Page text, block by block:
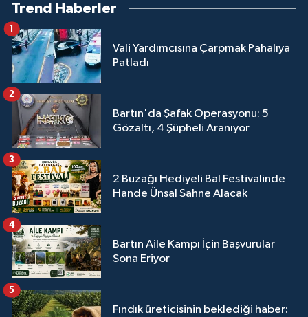
Trend Haberler
Vali Yardımcısına Çarpmak Pahalıya
Patladı
1
Bartın'da Şafak Operasyonu: 5
Gözaltı, 4 Şüpheli Aranıyor
2
2 Buzağı Hediyeli Bal Festivalinde
Hande Ünsal Sahne Alacak
3
Bartın Aile Kampı İçin Başvurular
Sona Eriyor
4
Fındık üreticisinin beklediği haber:
5